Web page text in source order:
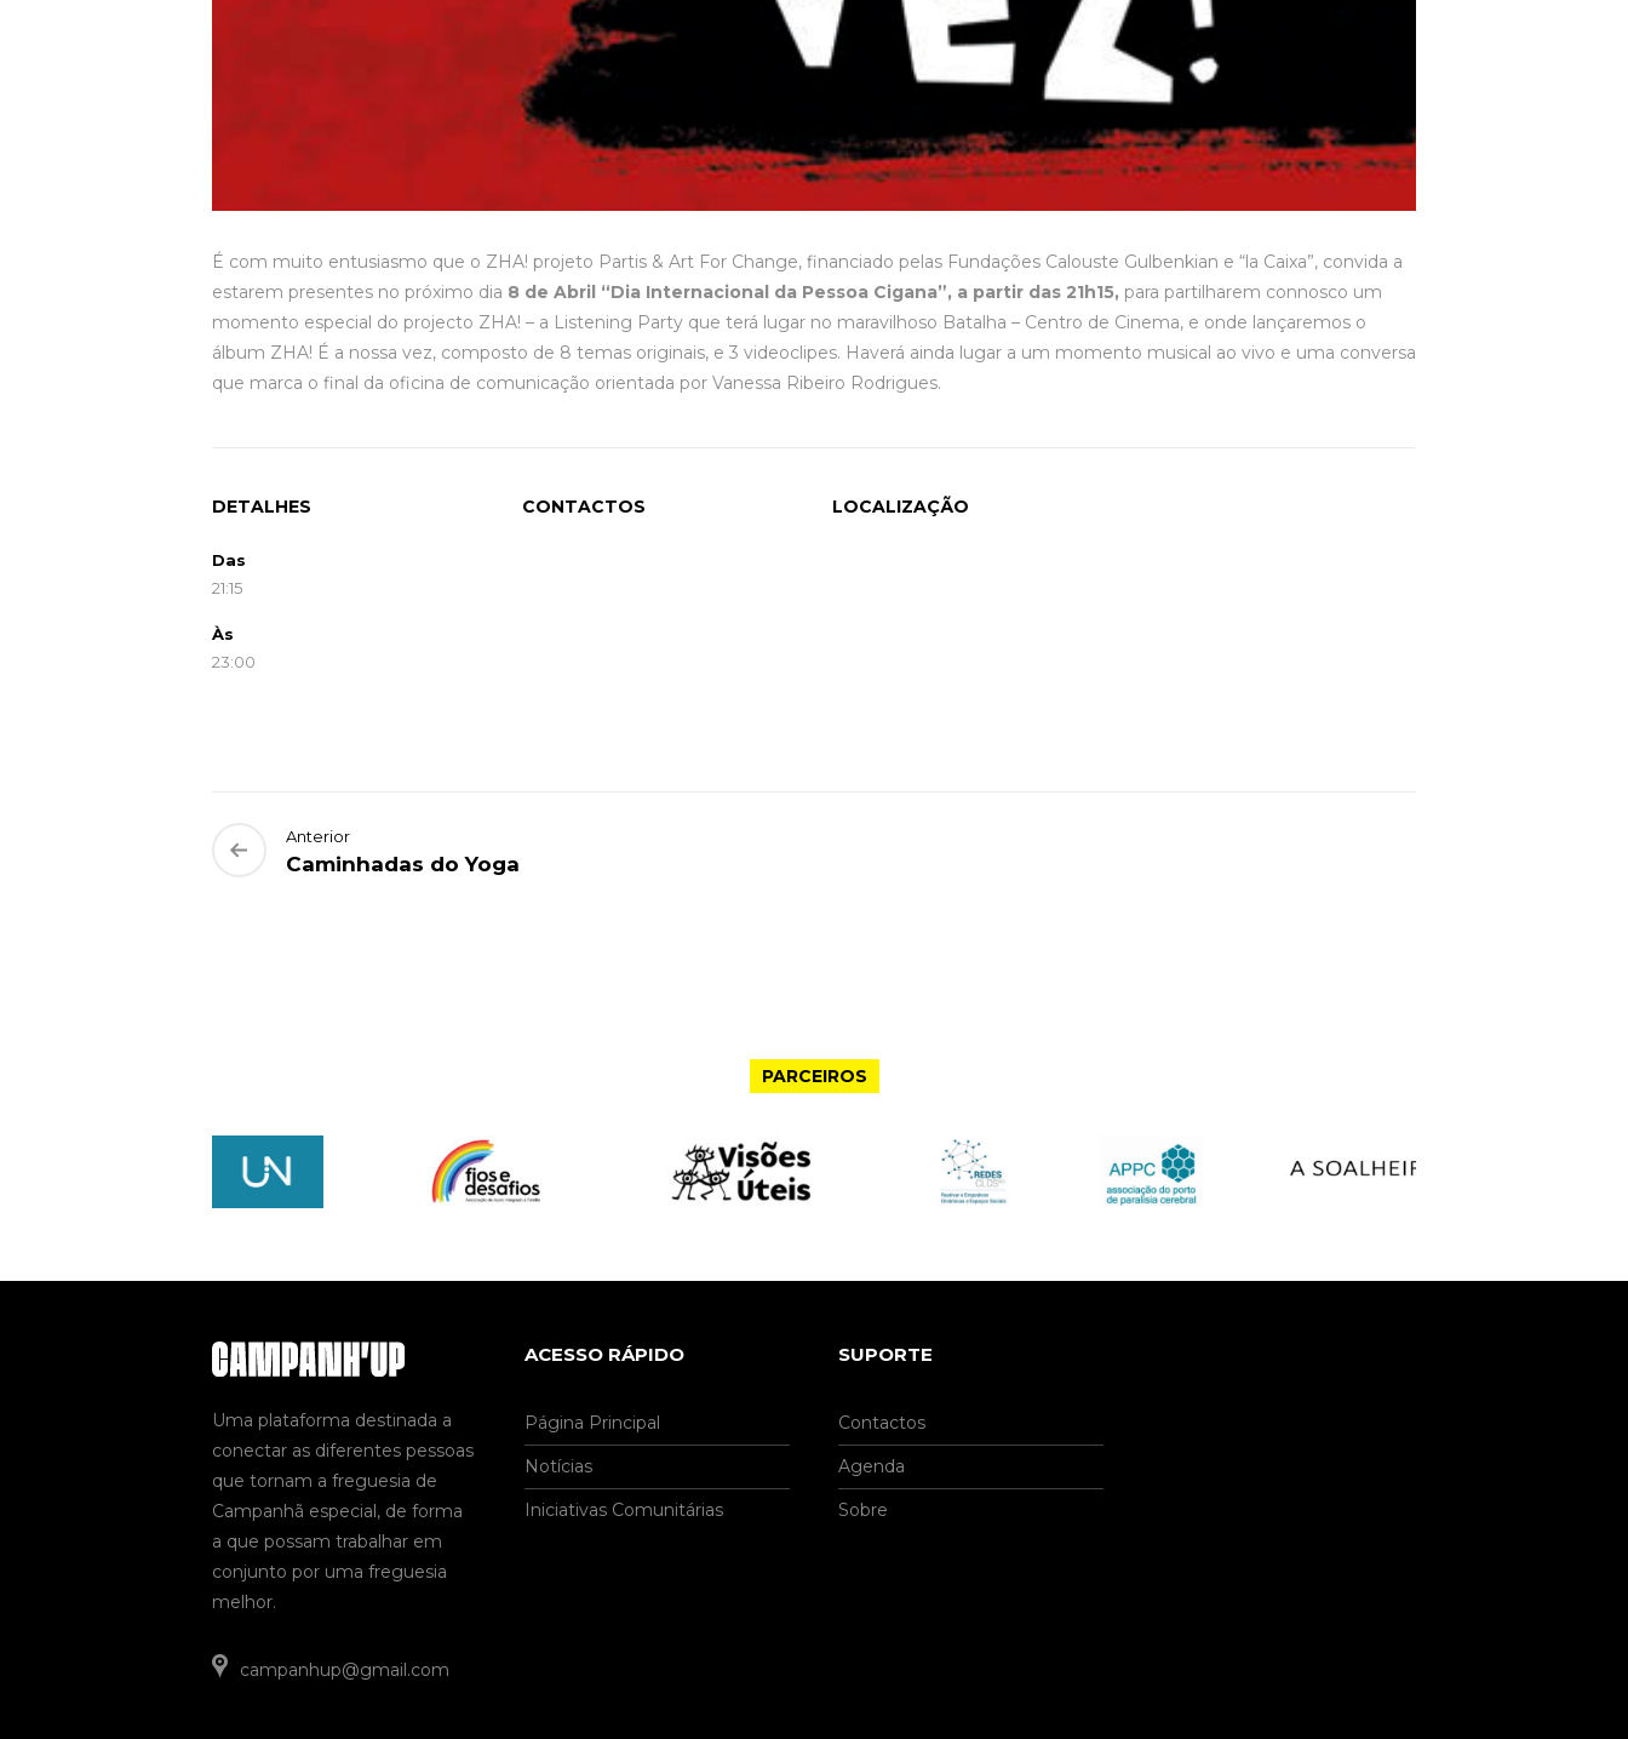
É com muito entusiasmo que o ZHA! projeto Partis & Art For Change, financiado pelas Fundações Calouste Gulbenkian e “la Caixa”, convida a
estarem presentes no próximo dia 8 de Abril “Dia Internacional da Pessoa Cigana”, a partir das 21h15, para partilharem connosco um
momento especial do projecto ZHA! – a Listening Party que terá lugar no maravilhoso Batalha – Centro de Cinema, e onde lançaremos o
álbum ZHA! É a nossa vez, composto de 8 temas originais, e 3 videoclipes. Haverá ainda lugar a um momento musical ao vivo e uma conversa
que marca o final da oficina de comunicação orientada por Vanessa Ribeiro Rodrigues.
DETALHES
Das
21:15
Às
23:00
CONTACTOS LOCALIZAÇÃO
Anterior
Caminhadas do Yoga
PARCEIROS
Uma plataforma destinada a
conectar as diferentes pessoas
que tornam a freguesia de
Campanhã especial, de forma
a que possam trabalhar em
conjunto por uma freguesia
melhor.
campanhup@gmail.com
ACESSO RÁPIDO
Página Principal
Notícias
Iniciativas Comunitárias
SUPORTE
Contactos
Agenda
Sobre